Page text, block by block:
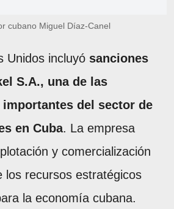
cubano Miguel Díaz-Canel
Unidos incluyó sanciones
S.A., una de las
del sector de
en Cuba. La empresa
y comercialización
los recursos estratégicos
la economía cubana.